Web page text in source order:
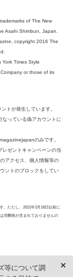
of The New
Asahi Shimbun, Japan.
copyright 2016 The
Times Style
or those of its
トが発生しています。
なっている偽アカウントに
のみです。
レゼントキャンペーンの当
アクセス、個人情報等の
ントのブロックをしてい
ただし、2021年3月18日以前に
消費税が含まれておりませんの
等について調